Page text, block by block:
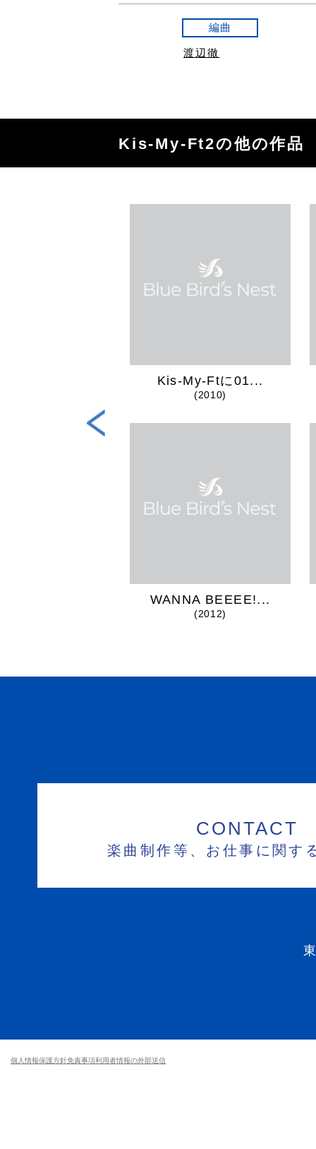
編曲
渡辺徹
Kis-My-Ft2の他の作品
Kis-My-Ftに01...
(2010)
WANNA BEEEE!...
(2012)
CONTACT
楽曲制作等、お仕事に関す
個人情報保護方針免責事項利用者情報の外部送信